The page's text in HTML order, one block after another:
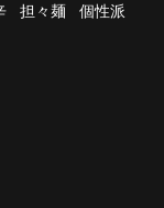
担々麺
個性派